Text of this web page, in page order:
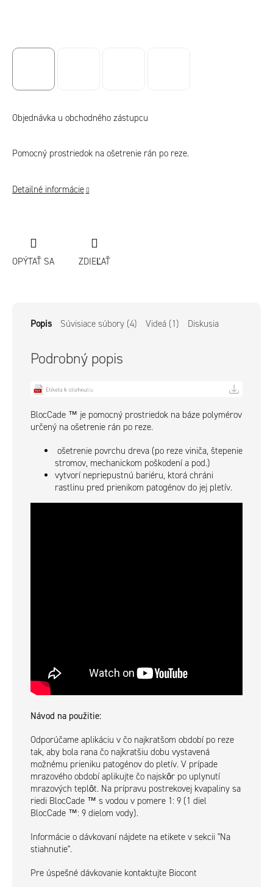
Objednávka u obchodného zástupcu
Pomocný prostriedok na ošetrenie rán po reze.
Detailné informácie
OPÝTAŤ SA ZDIEĽAŤ
Popis Súvisiace súbory (4) Videá (1) Diskusia
Podrobný popis
BlocCade ™ je pomocný prostriedok na báze polymérov
určený na ošetrenie rán po reze.
ošetrenie povrchu dreva (po reze viniča, štepenie
stromov, mechanickom poškodení a pod.)
vytvorí nepriepustnú bariéru, ktorá chráni
rastlinu pred prienikom patogénov do jej pletív.
Návod na použitie:
Odporúčame aplikáciu v čo najkratšom období po reze
tak, aby bola rana čo najkratšiu dobu vystavená
možnému prieniku patogénov do pletív. V prípade
mrazového období aplikujte čo najskôr po uplynutí
mrazových teplôt. Na prípravu postrekovej kvapaliny sa
riedi BlocCade ™ s vodou v pomere 1: 9 (1 diel
BlocCade ™: 9 dielom vody).
Informácie o dávkovaní nájdete na etikete v sekcii "Na
stiahnutie".
Pre úspešné dávkovanie kontaktujte Biocont